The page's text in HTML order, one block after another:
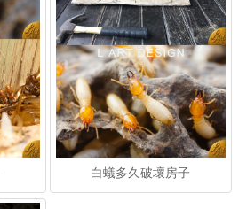
白蟻多久破壞房子